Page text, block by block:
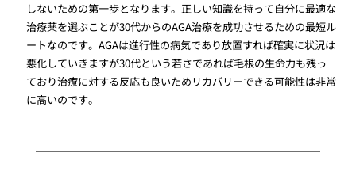
しないための第一歩となります。正しい知識を持って自分に最適な
治療薬を選ぶことが30代からのAGA治療を成功させるための最短ル
ートなのです。AGAは進行性の病気であり放置すれば確実に状況は
悪化していきますが30代という若さであれば毛根の生命力も残っ
ており治療に対する反応も良いためリカバリーできる可能性は非常
に高いのです。